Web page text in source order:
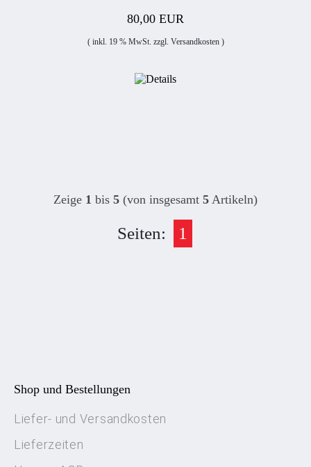
80,00 EUR
( inkl. 19 % MwSt. zzgl. Versandkosten)
Zeige 1 bis 5 (von insgesamt 5 Artikeln)
Seiten: 1
Shop und Bestellungen
Liefer- und Versandkosten
Lieferzeiten